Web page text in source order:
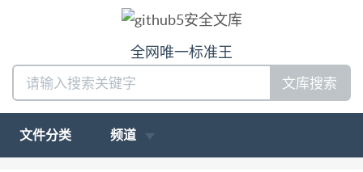
全网唯一标准王
文库搜索
文件分类 频道